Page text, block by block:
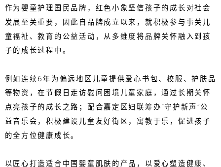
作为婴童护理国民品牌，红色小象坚信孩子的成长对社会
发展至关重要，因此自品牌成立以来，就积极参与事关儿
童福祉、教育的公益活动，从多维度将品牌关怀融入到孩
子的成长过程中。
例如连续6年为偏远地区儿童提供爱心书包、校服、护肤品
等物资，在节假日走访慰问困境儿童家庭，通过长期关怀
点亮孩子的成长之路；配合嘉定区妇联筹办“守护新声”公
益音乐会，积极建设儿童友好街区，寓教于乐，促进孩子
的全方位健康成长。
以匠心打造适合中国婴童肌肤的产品，以爱心塑造健康、